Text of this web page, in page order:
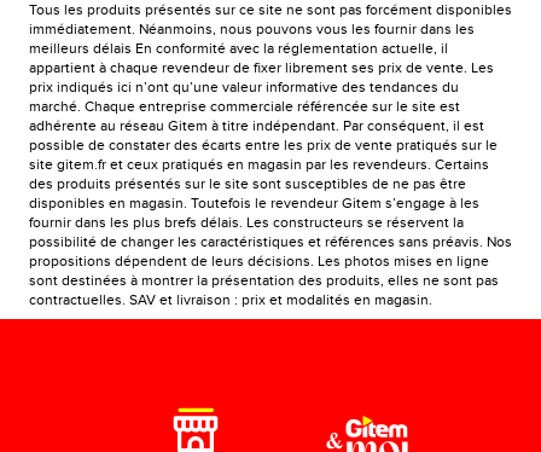
Tous les produits présentés sur ce site ne sont pas forcément disponibles
immédiatement. Néanmoins, nous pouvons vous les fournir dans les
meilleurs délais En conformité avec la réglementation actuelle, il
appartient à chaque revendeur de fixer librement ses prix de vente. Les
prix indiqués ici n’ont qu’une valeur informative des tendances du
marché. Chaque entreprise commerciale référencée sur le site est
adhérente au réseau Gitem à titre indépendant. Par conséquent, il est
possible de constater des écarts entre les prix de vente pratiqués sur le
site gitem.fr et ceux pratiqués en magasin par les revendeurs. Certains
des produits présentés sur le site sont susceptibles de ne pas être
disponibles en magasin. Toutefois le revendeur Gitem s’engage à les
fournir dans les plus brefs délais. Les constructeurs se réservent la
possibilité de changer les caractéristiques et références sans préavis. Nos
propositions dépendent de leurs décisions. Les photos mises en ligne
sont destinées à montrer la présentation des produits, elles ne sont pas
contractuelles. SAV et livraison : prix et modalités en magasin.